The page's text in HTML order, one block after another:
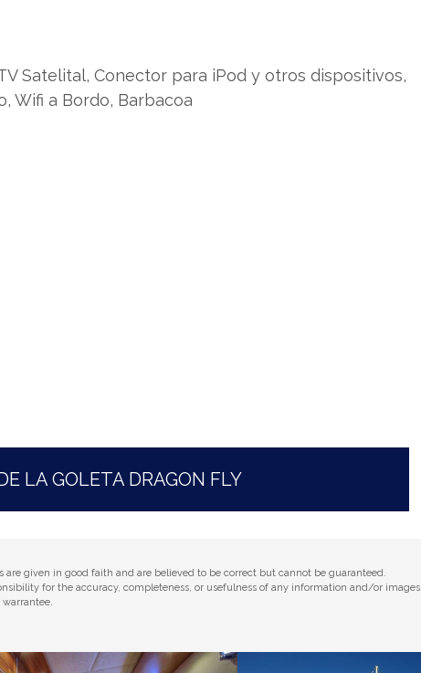
Satelital, Conector para iPod y otros dispositivos,
Wifi a Bordo, Barbacoa
LA GOLETA DRAGON FLY
given in good faith and are believed to be correct but cannot be guaranteed.
for the accuracy, completeness, or usefulness of any information and/or images